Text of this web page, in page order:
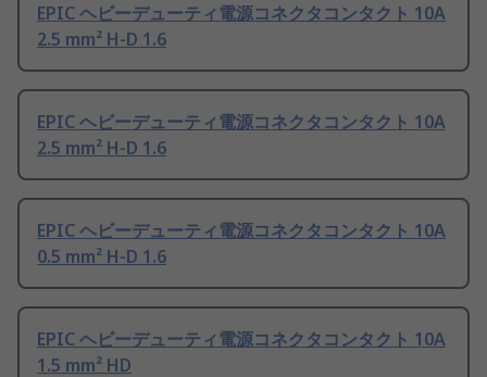
EPIC ヘビーデューティ電源コネクタコンタクト 10A
2.5 mm² H-D 1.6
EPIC ヘビーデューティ電源コネクタコンタクト 10A
2.5 mm² H-D 1.6
EPIC ヘビーデューティ電源コネクタコンタクト 10A
0.5 mm² H-D 1.6
EPIC ヘビーデューティ電源コネクタコンタクト 10A
1.5 mm² HD